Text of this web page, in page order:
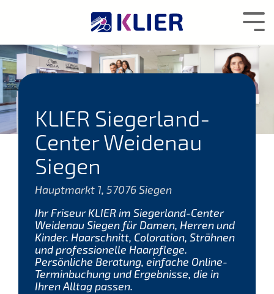
KLIER Siegerland-
Center Weidenau
Siegen
Hauptmarkt 1, 57076 Siegen
Ihr Friseur KLIER im Siegerland-Center
Weidenau Siegen für Damen, Herren und
Kinder. Haarschnitt, Coloration, Strähnen
und professionelle Haarpflege.
Persönliche Beratung, einfache Online-
Terminbuchung und Ergebnisse, die in
Ihren Alltag passen.